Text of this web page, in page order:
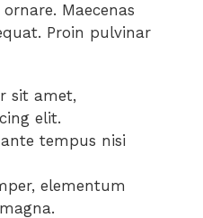
Maecenas
Proin pulvinar
sit amet,
elit.
tempus nisi
elementum